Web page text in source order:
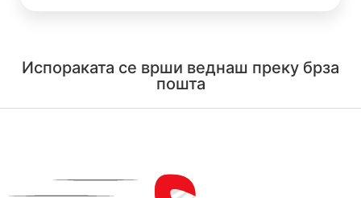
Испораката се врши веднаш преку брза
пошта